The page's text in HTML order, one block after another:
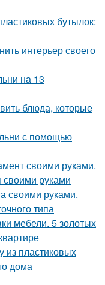
бутылок:
интерьер своего
на 13
блюда, которые
с помощью
своими руками.
своими руками
своими руками.
типа
мебели. 5 золотых
из пластиковых
дома